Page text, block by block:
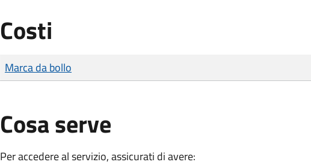
Costi
Tipo di pagamento
Importo
Marca da bollo
Cosa serve
Per accedere al servizio, assicurati di avere: